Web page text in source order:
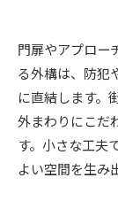
門扉やアプロー
る外構は、防犯
に直結します。
外まわりにこだ
す。小さな工夫
よい空間を生み